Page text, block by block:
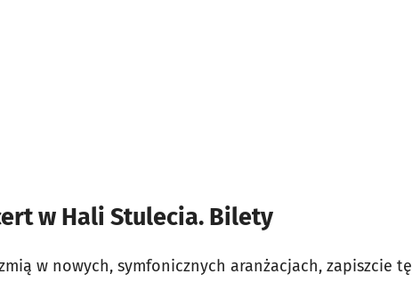
w Hali Stulecia. Bilety
w nowych, symfonicznych aranżacjach, zapiszcie tę